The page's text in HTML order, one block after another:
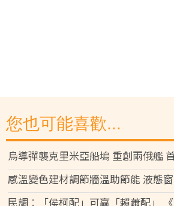
您也可能喜歡...
烏導彈襲克里米亞船塢 重創兩俄艦
感溫變色建材調節牆溫助節能 液態
民調︰「侯柯配」可贏「賴蕭配」